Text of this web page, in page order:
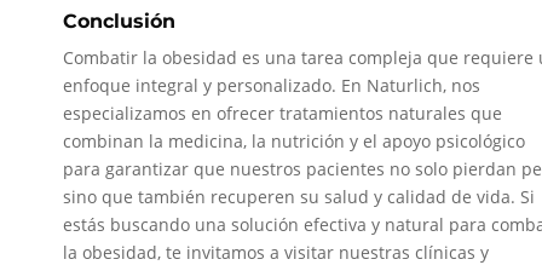
Conclusión
Combatir la obesidad es una tarea compleja que requiere
enfoque integral y personalizado. En Naturlich, nos
especializamos en ofrecer tratamientos naturales que
combinan la medicina, la nutrición y el apoyo psicológico
para garantizar que nuestros pacientes no solo pierdan
sino que también recuperen su salud y calidad de vida. Si
estás buscando una solución efectiva y natural para
la obesidad, te invitamos a visitar nuestras clínicas y